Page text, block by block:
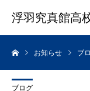
浮羽究真館高
お知らせ ブ
ブログ